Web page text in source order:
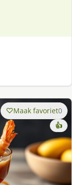
Maak favoriet0
👍